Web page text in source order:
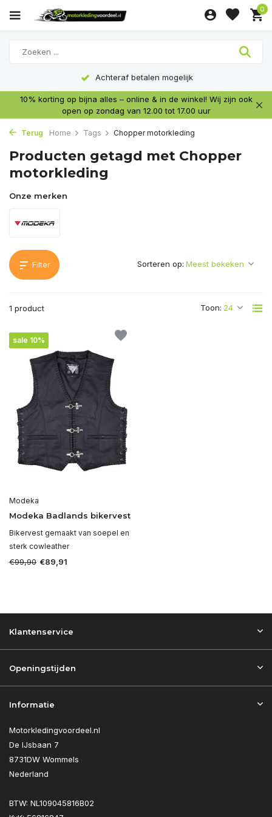
0
Achteraf betalen mogelijk
10% korting op bijna alles – online & in de winkel! Wij zijn ook
open op zondag van 12.00 tot 17.00 uur
Terug Home Tags Chopper motorkleding
Producten getagd met Chopper
motorkleding
Onze merken
Filter
1 product Toon:
Sorteren op:
sale 10%
Modeka
Modeka Badlands bikervest
Bikervest gemaakt van soepel en
sterk cowleather
€99,90 €89,91
Klantenservice
Openingstijden
Informatie
Motorkledingvoordeel.nl
De IJsbaan 7
8731DW Wommels
Nederland
BTW: NL109045816B02